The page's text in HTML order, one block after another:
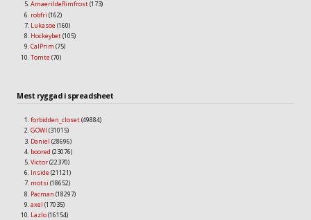
AmaerildeRimfrost(173)
robfri (162)
Lukasoe (160)
Hockeybet(105)
CalPrim (75)
Tomte (70)
Mest ryggad i spreadsheet
forbidden_closet(49884)
GOWI (31015)
Daniel (28696)
boored (23076)
Victor(22370)
Inside (21121)
motsi (18652)
Pacman (18297)
axel (17035)
Lazlo(16154)